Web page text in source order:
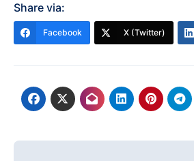
Share via:
Facebook X (Twitter)